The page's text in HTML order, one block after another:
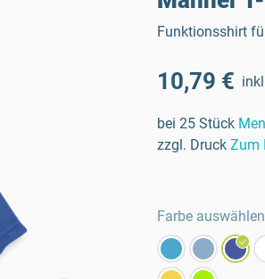
Funktionsshirt
10,79 €
bei 25 Stück
zzgl. Druck Zum
Farbe